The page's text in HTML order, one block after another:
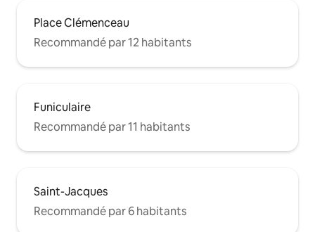
Place Clémenceau
Recommandé par 12 habitants
Funiculaire
Recommandé par 11 habitants
Saint-Jacques
Recommandé par 6 habitants